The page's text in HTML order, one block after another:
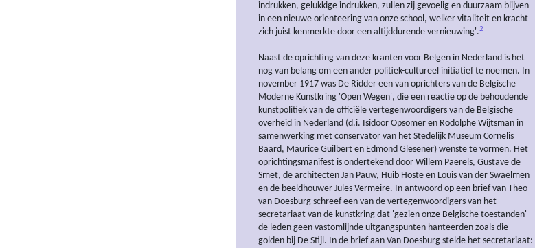
indrukken, gelukkige indrukken, zullen zij gevoelig en duurzaam blijven
in een nieuwe orienteering van onze school, welker vitaliteit en kracht
zich juist kenmerkte door een altijddurende vernieuwing'.2
Naast de oprichting van deze kranten voor Belgen in Nederland is het
nog van belang om een ander politiek-cultureel initiatief te noemen. In
november 1917 was De Ridder een van oprichters van de Belgische
Moderne Kunstkring 'Open Wegen', die een reactie op de behoudende
kunstpolitiek van de officiële vertegenwoordigers van de Belgische
overheid in Nederland (d.i. Isidoor Opsomer en Rodolphe Wijtsman in
samenwerking met conservator van het Stedelijk Museum Cornelis
Baard, Maurice Guilbert en Edmond Glesener) wenste te vormen. Het
oprichtingsmanifest is ondertekend door Willem Paerels, Gustave de
Smet, de architecten Jan Pauw, Huib Hoste en Louis van der Swaelmen
en de beeldhouwer Jules Vermeire. In antwoord op een brief van Theo
van Doesburg schreef een van de vertegenwoordigers van het
secretariaat van de kunstkring dat 'gezien onze Belgische toestanden'
de leden geen vastomlijnde uitgangspunten hanteerden zoals die
golden bij De Stijl. In de brief aan Van Doesburg stelde het secretariaat: